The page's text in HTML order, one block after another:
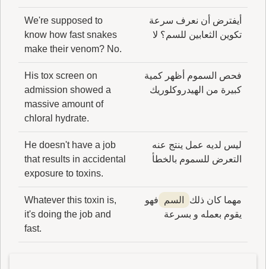
أيفترض أن نعرف سرعة
تكوين الثعابين للسم؟ لا
We're supposed to
know how fast snakes
make their venom? No.
فحص السموم أظهر كمية
كبيرة من الهيدروكلوريك
His tox screen on
admission showed a
massive amount of
chloral hydrate.
ليس لديه عمل ينتج عنه
التعرض للسموم بالخطأ
He doesn't have a job
that results in accidental
exposure to toxins.
مهما كان ذلك السم
فهو
يقوم بعمله و بسرعة
Whatever this toxin is,
it's doing the job and
fast.